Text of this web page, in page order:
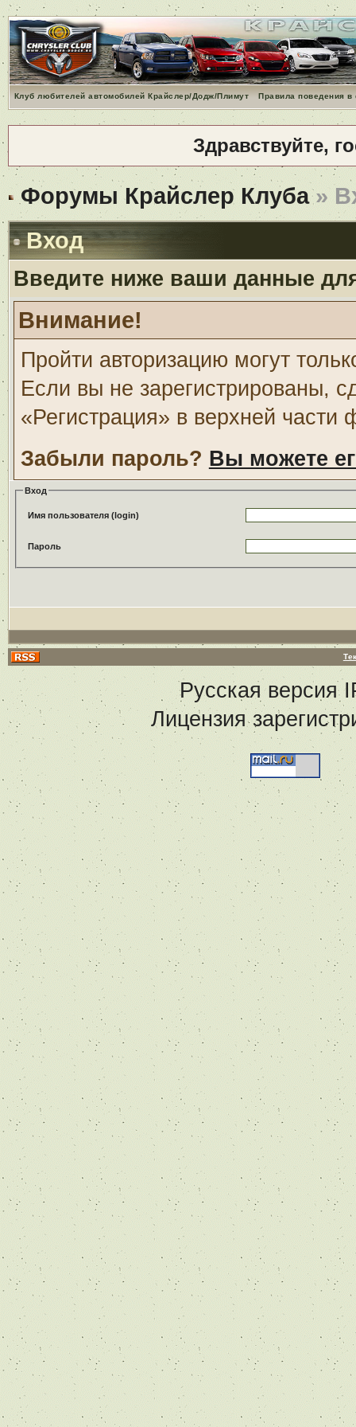
Клуб любителей автомобилей Крайслер/Додж/Плимут Правила поведения
Здравствуйте,
Форумы Крайслер Клуба»
Вход
Введите ниже ваши данные
Внимание!
Пройти авторизацию могут
Если вы не зарегистрированы,
«Регистрация» в верхней части
Забыли пароль? Вы можете
Вход
Имя пользователя (login)
Пароль
Русская версия
Лицензия